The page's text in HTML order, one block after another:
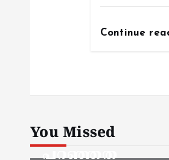
Continue
You Missed